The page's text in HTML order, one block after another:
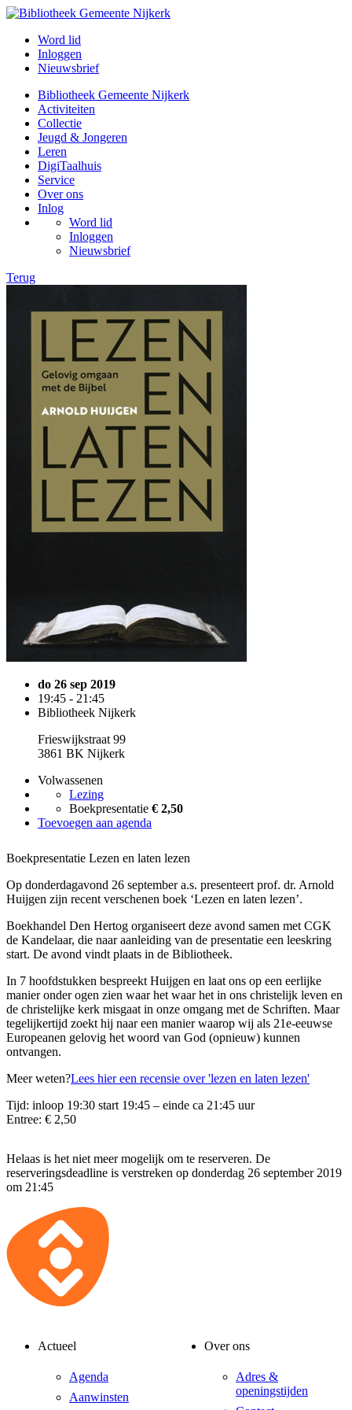
Word lid
Inloggen
Nieuwsbrief
Bibliotheek Gemeente Nijkerk
Activiteiten
Collectie
Jeugd & Jongeren
Leren
DigiTaalhuis
Service
Over ons
Inlog
Word lid
Inloggen
Nieuwsbrief
Terug
do 26 sep 2019
19:45 - 21:45
Bibliotheek Nijkerk
Frieswijkstraat 99
3861 BK Nijkerk
Volwassenen
Lezing
Boekpresentatie € 2,50
Toevoegen aan agenda
Boekpresentatie Lezen en laten lezen
Op donderdagavond 26 september a.s. presenteert prof. dr. Arnold
Huijgen zijn recent verschenen boek ‘Lezen en laten lezen’.
Boekhandel Den Hertog organiseert deze avond samen met CGK
de Kandelaar, die naar aanleiding van de presentatie een leeskring
start. De avond vindt plaats in de Bibliotheek.
In 7 hoofdstukken bespreekt Huijgen en laat ons op een eerlijke
manier onder ogen zien waar het waar het in ons christelijk leven en
de christelijke kerk misgaat in onze omgang met de Schriften. Maar
tegelijkertijd zoekt hij naar een manier waarop wij als 21e-eeuwse
Europeanen gelovig het woord van God (opnieuw) kunnen
ontvangen.
Meer weten?Lees hier een recensie over 'lezen en laten lezen'
Tijd: inloop 19:30 start 19:45 – einde ca 21:45 uur
Entree: € 2,50
Helaas is het niet meer mogelijk om te reserveren. De
reserveringsdeadline is verstreken op donderdag 26 september 2019
om 21:45
Actueel
Agenda
Aanwinsten
Over ons
Adres &
openingstijden